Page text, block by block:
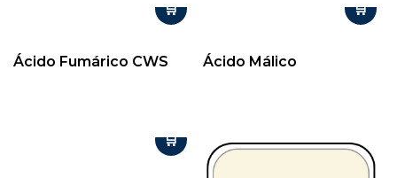
Ácido Fumárico CWS Ácido Málico